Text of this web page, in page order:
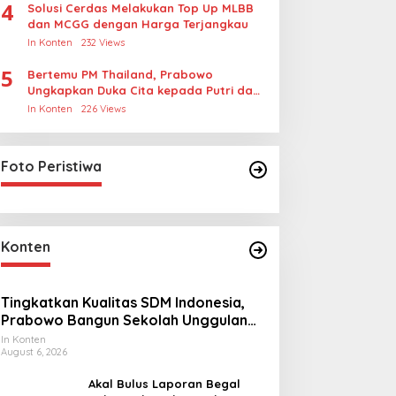
4
Solusi Cerdas Melakukan Top Up MLBB
dan MCGG dengan Harga Terjangkau
In Konten 232 Views
5
Bertemu PM Thailand, Prabowo
Ungkapkan Duka Cita kepada Putri dan
Selamat Ulang Tahun ke Raja Thailand
In Konten 226 Views
Foto Peristiwa
Konten
Tingkatkan Kualitas SDM Indonesia,
Prabowo Bangun Sekolah Unggulan
hingga Undang Universitas Terbaik
Dunia
In Konten
August 6, 2026
Akal Bulus Laporan Begal